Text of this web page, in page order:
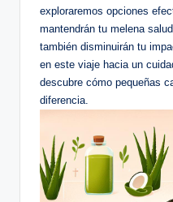
exploraremos opciones
mantendrán tu melena
también disminuirán tu
en este viaje hacia un
descubre cómo pequeñas
diferencia.